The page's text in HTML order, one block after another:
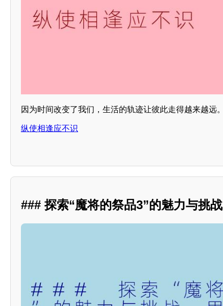
因为时间改变了我们，生活的轨迹让彼此走得越来越远。
纵使相逢应不识
### 探索“魔将的祭品3”的魅力与挑战